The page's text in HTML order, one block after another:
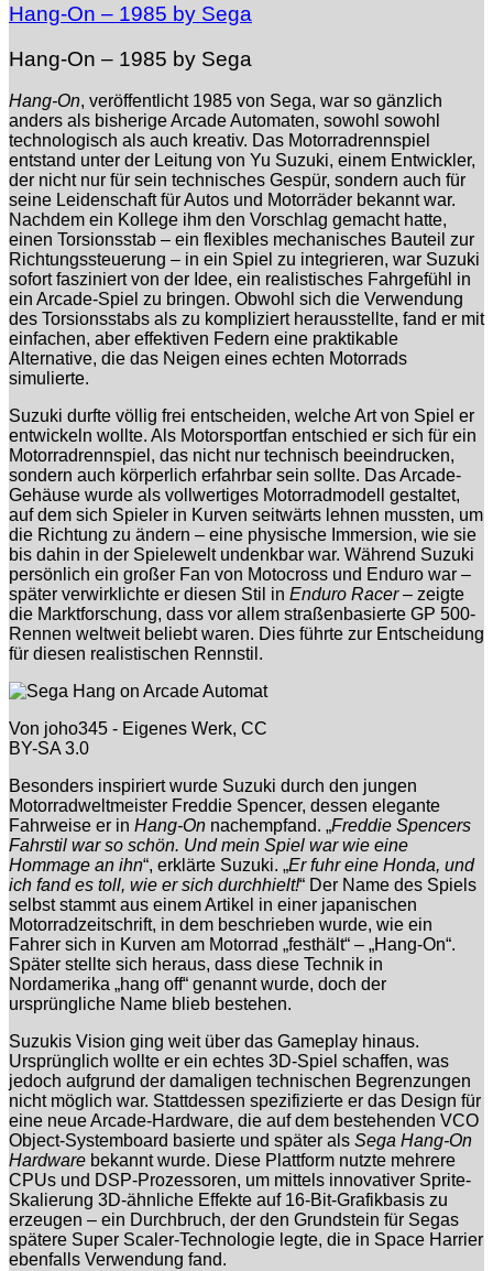
Hang-On – 1985 by Sega
Hang-On – 1985 by Sega
Hang-On, veröffentlicht 1985 von Sega, war so gänzlich
anders als bisherige Arcade Automaten, sowohl sowohl
technologisch als auch kreativ. Das Motorradrennspiel
entstand unter der Leitung von Yu Suzuki, einem Entwickler,
der nicht nur für sein technisches Gespür, sondern auch für
seine Leidenschaft für Autos und Motorräder bekannt war.
Nachdem ein Kollege ihm den Vorschlag gemacht hatte,
einen Torsionsstab – ein flexibles mechanisches Bauteil zur
Richtungssteuerung – in ein Spiel zu integrieren, war Suzuki
sofort fasziniert von der Idee, ein realistisches Fahrgefühl in
ein Arcade-Spiel zu bringen. Obwohl sich die Verwendung
des Torsionsstabs als zu kompliziert herausstellte, fand er mit
einfachen, aber effektiven Federn eine praktikable
Alternative, die das Neigen eines echten Motorrads
simulierte.
Suzuki durfte völlig frei entscheiden, welche Art von Spiel er
entwickeln wollte. Als Motorsportfan entschied er sich für ein
Motorradrennspiel, das nicht nur technisch beeindrucken,
sondern auch körperlich erfahrbar sein sollte. Das Arcade-
Gehäuse wurde als vollwertiges Motorradmodell gestaltet,
auf dem sich Spieler in Kurven seitwärts lehnen mussten, um
die Richtung zu ändern – eine physische Immersion, wie sie
bis dahin in der Spielewelt undenkbar war. Während Suzuki
persönlich ein großer Fan von Motocross und Enduro war –
später verwirklichte er diesen Stil in Enduro Racer– zeigte
die Marktforschung, dass vor allem straßenbasierte GP 500-
Rennen weltweit beliebt waren. Dies führte zur Entscheidung
für diesen realistischen Rennstil.
Von joho345 - Eigenes Werk, CC
BY-SA 3.0
Besonders inspiriert wurde Suzuki durch den jungen
Motorradweltmeister Freddie Spencer, dessen elegante
Fahrweise er in Hang-On nachempfand. „Freddie Spencers
Fahrstil war so schön. Und mein Spiel war wie eine
Hommage an ihn“, erklärte Suzuki. „Er fuhr eine Honda, und
ich fand es toll, wie er sich durchhielt!“ Der Name des Spiels
selbst stammt aus einem Artikel in einer japanischen
Motorradzeitschrift, in dem beschrieben wurde, wie ein
Fahrer sich in Kurven am Motorrad „festhält“ – „Hang-On“.
Später stellte sich heraus, dass diese Technik in
Nordamerika „hang off“ genannt wurde, doch der
ursprüngliche Name blieb bestehen.
Suzukis Vision ging weit über das Gameplay hinaus.
Ursprünglich wollte er ein echtes 3D-Spiel schaffen, was
jedoch aufgrund der damaligen technischen Begrenzungen
nicht möglich war. Stattdessen spezifizierte er das Design für
eine neue Arcade-Hardware, die auf dem bestehenden VCO
Object-Systemboard basierte und später als Sega Hang-On
Hardware bekannt wurde. Diese Plattform nutzte mehrere
CPUs und DSP-Prozessoren, um mittels innovativer Sprite-
Skalierung 3D-ähnliche Effekte auf 16-Bit-Grafikbasis zu
erzeugen – ein Durchbruch, der den Grundstein für Segas
spätere Super Scaler-Technologie legte, die in Space Harrier
ebenfalls Verwendung fand.